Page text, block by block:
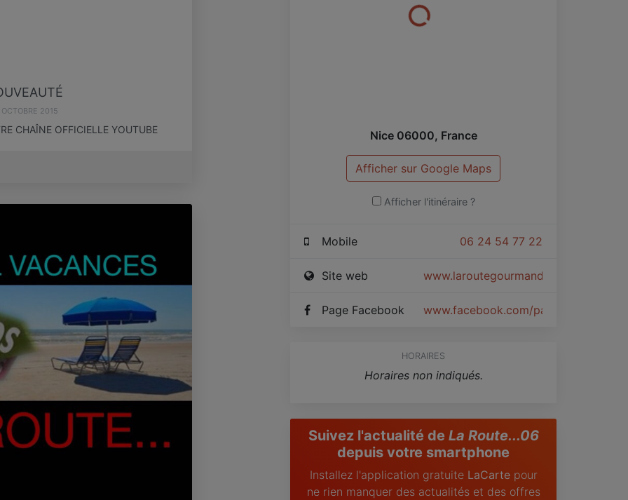
2015
CHAÎNE OFFICIELLE YOUTUBE Nice 06000, France
Afficher sur Google Maps
Afficher l'itinéraire ?
06 24 54 77 22
Mobile
www.laroutegourmande.jimdo.com
Site web
www.facebook.com/pages/La-
Page Facebook
HORAIRES
Horaires non indiqués.
Suivez l'actualité de La Route...06
depuis votre smartphone
Installez l'application gratuite LaCartepour
ne rien manquer des actualités et des offres